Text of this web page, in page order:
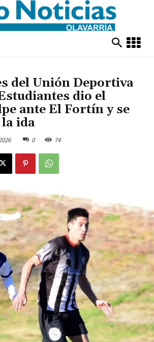
del Unión Deportiva
dio el
ante El Fortín y se
ida
0 74